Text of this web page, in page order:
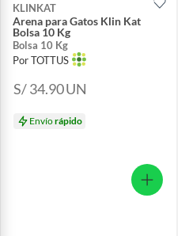
KLINKAT
Arena para Gatos Klin Kat
Bolsa 10 Kg
Bolsa 10 Kg
Por TOTTUS
S/ 34.90UN
Envíorápido